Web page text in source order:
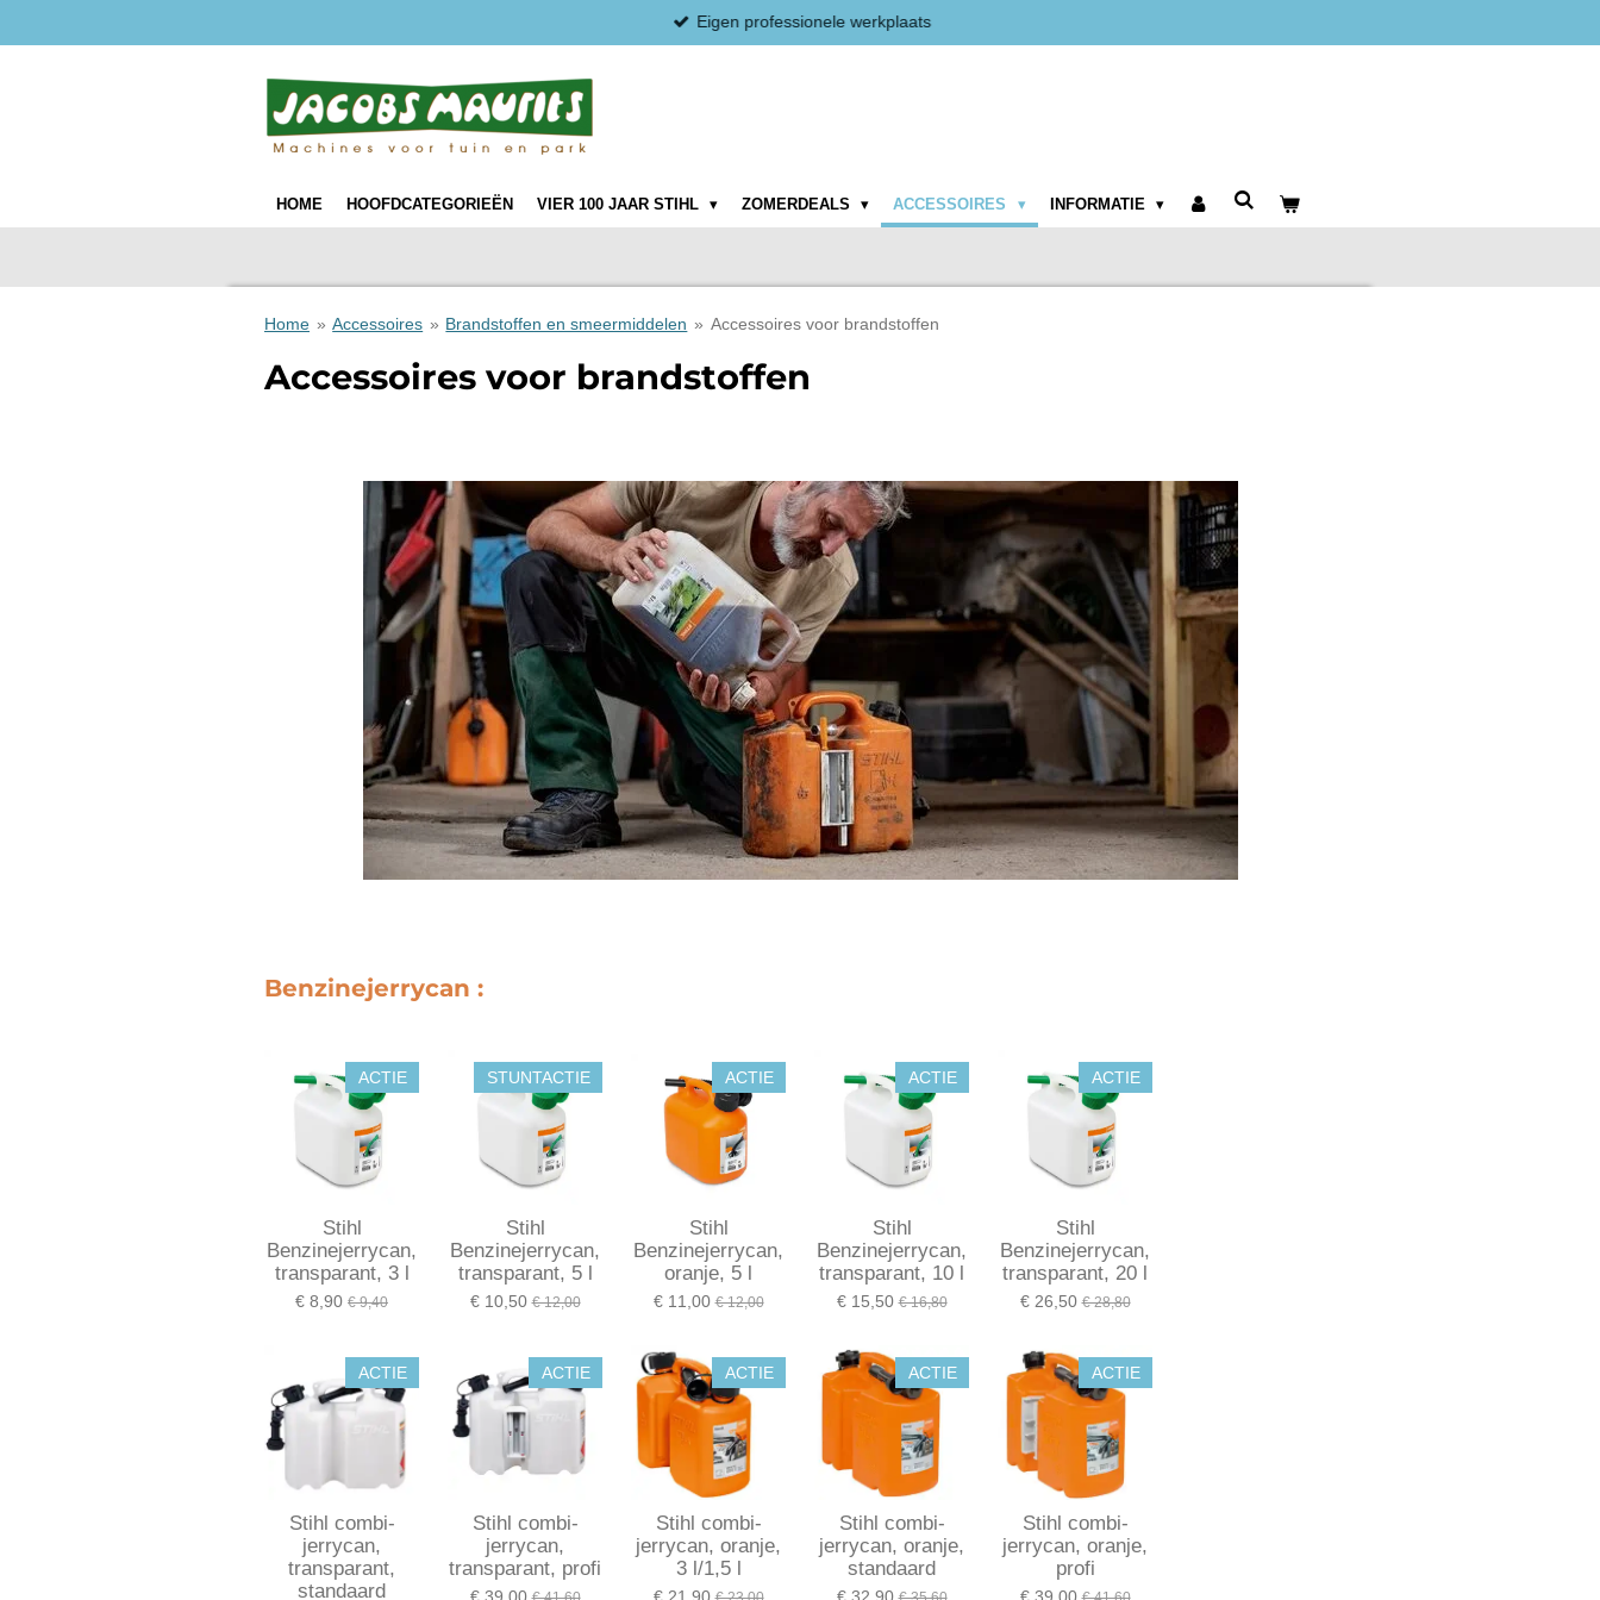
direct
Eigen professionele werkplaats
HOME HOOFDCATEGORIEËN VIER 100 JAAR STIHL ZOMERDEALS ACCESSOIRES INFORMATIE
Home » Accessoires » Brandstoffen en smeermiddelen » Accessoires voor brandstoffen
Accessoires voor brandstoffen
Benzinejerrycan :
ACTIE
Stihl
Benzinejerrycan,
transparant, 3 l
€ 8,90 € 9,40
STUNTACTIE
Stihl
Benzinejerrycan,
transparant, 5 l
€ 10,50 € 12,00
ACTIE
Stihl
Benzinejerrycan,
oranje, 5 l
€ 11,00 € 12,00
ACTIE
Stihl
Benzinejerrycan,
transparant, 10 l
€ 15,50 € 16,80
ACTIE
Stihl
Benzinejerrycan,
transparant, 20 l
€ 26,50 € 28,80
ACTIE
Stihl combi-
jerrycan,
transparant,
standaard
ACTIE
Stihl combi-
jerrycan,
transparant, profi
ACTIE
Stihl combi-
jerrycan, oranje,
3 l/1,5 l
ACTIE
Stihl combi-
jerrycan, oranje,
standaard
ACTIE
Stihl combi-
jerrycan, oranje,
profi